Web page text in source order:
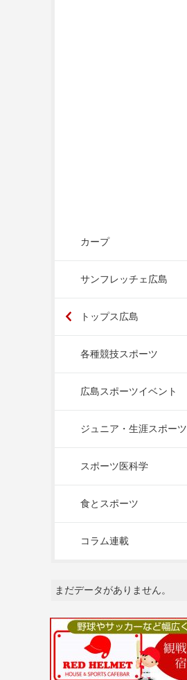
カープ
サンフレッチェ広島
トップス広島
各種競技スポーツ
広島スポーツイベント
ジュニア・生涯スポーツ
スポーツ医科学
食とスポーツ
コラム連載
まだデータがありません。